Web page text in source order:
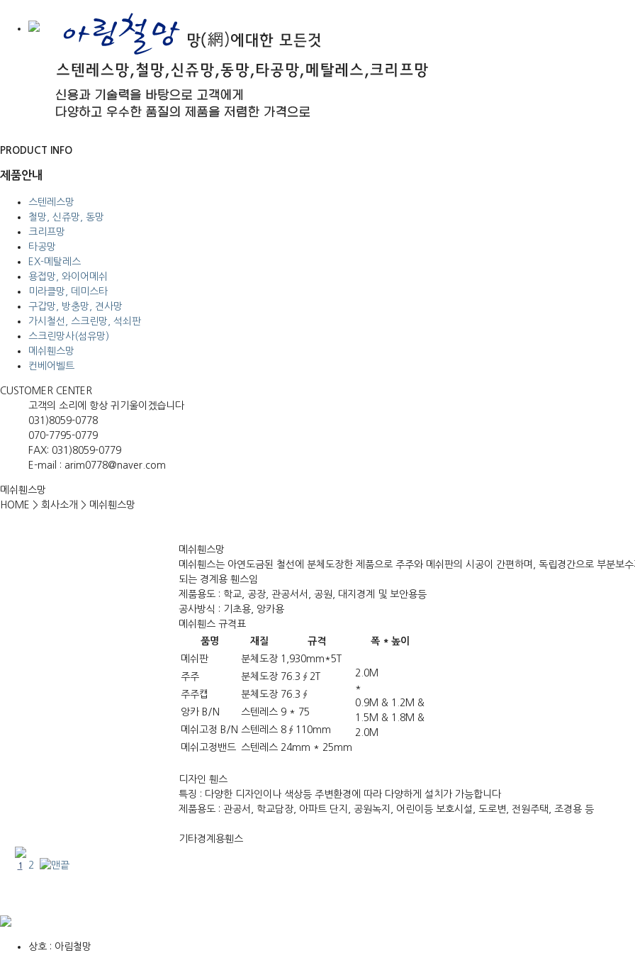
PRODUCT INFO
제품안내
스텐레스망
철망, 신쥬망, 동망
크리프망
타공망
EX-메탈레스
용접망, 와이어메쉬
미라클망, 데미스타
구갑망, 방충망, 견사망
가시철선, 스크린망, 석쇠판
스크린망사(섬유망)
메쉬휀스망
컨베어벨트
CUSTOMER CENTER
고객의 소리에 항상 귀기울이겠습니다
031)8059-0778
070-7795-0779
FAX: 031)8059-0779
E-mail : arim0778@naver.com
메쉬휀스망
HOME > 회사소개 > 메쉬휀스망
메쉬휀스망
메쉬휀스는 아연도금된 철선에 분체도장한 제품으로 주주와 메쉬판의 시공이 간편하며, 독립경간으로 부분보
되는 경계용 휀스임
제품용도 : 학교, 공장, 관공서서, 공원, 대지경계 및 보안용등
공사방식 : 기초용, 앙카용
메쉬휀스 규격표
품명
재질 규격
폭 * 높이
메쉬판
분체도장 1,930mm*5T
2.0M
*
0.9M & 1.2M &
1.5M & 1.8M &
2.0M
주주 분체도장 76.3∮2T
주주캡
분체도장 76.3∮
앙카 B/N
스텐레스 9 * 75
메쉬고정 B/N 스텐레스 8∮110mm
메쉬고정밴드
스텐레스 24mm * 25mm
디자인 휀스
특징 : 다양한 디자인이나 색상등 주변환경에 따라 다양하게 설치가 가능합니다
제품용도 : 관공서, 학교담장, 아파트 단지, 공원녹지, 어린이등 보호시설, 도로변, 전원주택, 조경용 등
기타경계용휀스
1 2
상호 : 아림철망